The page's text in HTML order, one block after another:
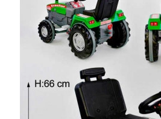
ДОСТАВКА НА